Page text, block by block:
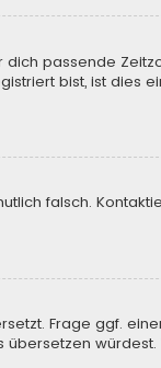
dich passende
bist, ist dies
falsch.
Frage ggf.
übersetzen